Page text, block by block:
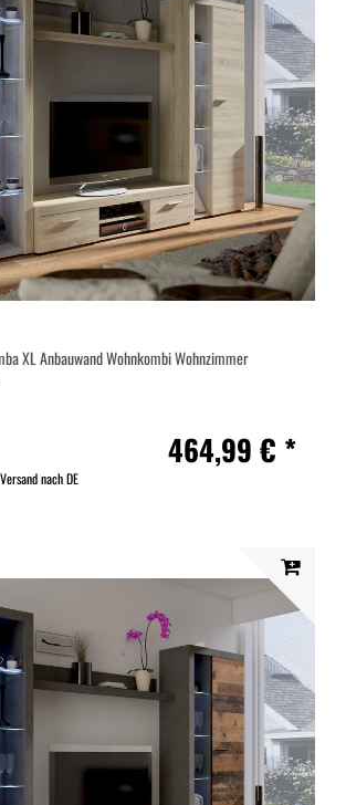
XL Anbauwand Wohnkombi Wohnzimmer
464,99 € *
Versand nach DE